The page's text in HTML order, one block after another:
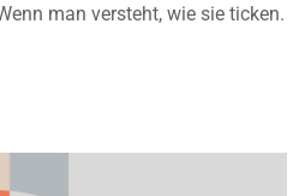
man versteht, wie sie ticken.